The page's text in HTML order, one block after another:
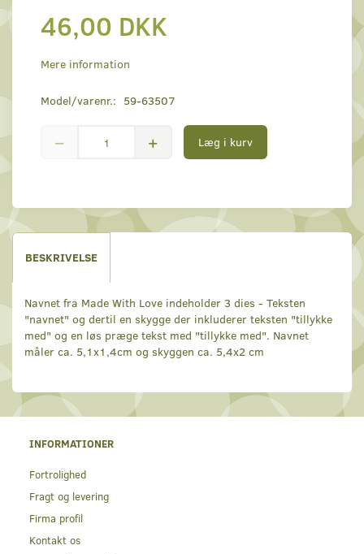
46,00 DKK
Mere information
Model/varenr.: 59-63507
Læg i kurv
BESKRIVELSE
Navnet fra Made With Love indeholder 3 dies - Teksten
"navnet" og dertil en skygge der inkluderer teksten "tillykke
med" og en løs præge tekst med "tillykke med". Navnet
måler ca. 5,1x1,4cm og skyggen ca. 5,4x2 cm
INFORMATIONER
Fortrolighed
Fragt og levering
Firma profil
Kontakt os